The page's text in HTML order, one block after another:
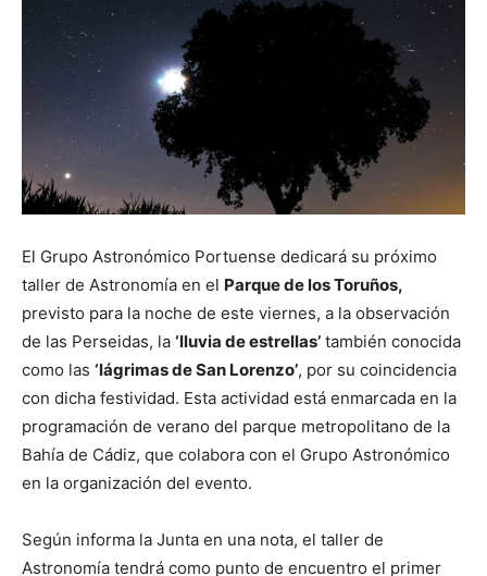
El Grupo Astronómico Portuense dedicará su próximo
taller de Astronomía en el Parque de los Toruños,
previsto para la noche de este viernes, a la observación
de las Perseidas, la ‘lluvia de estrellas’ también conocida
como las ‘lágrimas de San Lorenzo’, por su coincidencia
con dicha festividad. Esta actividad está enmarcada en la
programación de verano del parque metropolitano de la
Bahía de Cádiz, que colabora con el Grupo Astronómico
en la organización del evento.
Según informa la Junta en una nota, el taller de
Astronomía tendrá como punto de encuentro el primer